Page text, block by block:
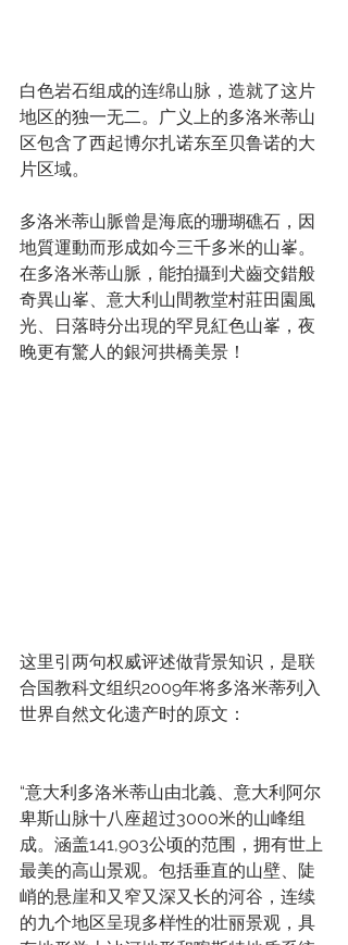
白色岩石组成的连绵山脉，造就了这片
地区的独一无二。广义上的多洛米蒂山
区包含了西起博尔扎诺东至贝鲁诺的大
片区域。
多洛米蒂山脈曾是海底的珊瑚礁石，因
地質運動而形成如今三千多米的山峯。
在多洛米蒂山脈，能拍攝到犬齒交錯般
奇異山峯、意大利山間教堂村莊田園風
光、日落時分出現的罕見紅色山峯，夜
晚更有驚人的銀河拱橋美景！
这里引两句权威评述做背景知识，是联
合国教科文组织2009年将多洛米蒂列入
世界自然文化遗产时的原文：
“意大利多洛米蒂山由北義、意大利阿尔
卑斯山脉十八座超过3000米的山峰组
成。涵盖141,903公顷的范围，拥有世上
最美的高山景观。包括垂直的山壁、陡
峭的悬崖和又窄又深又长的河谷，连续
的九个地区呈現多样性的壮丽景观，具